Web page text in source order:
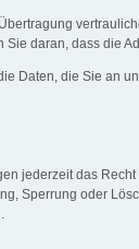
daran, dass die
Daten, die Sie an
jederzeit das
Sperrung oder